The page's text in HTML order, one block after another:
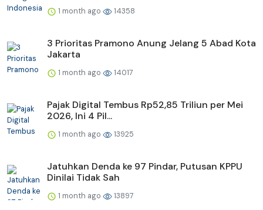
1 month ago 14358
3 Prioritas Pramono Anung Jelang 5 Abad Kota
Jakarta
1 month ago 14017
Pajak Digital Tembus Rp52,85 Triliun per Mei
2026, Ini 4 Pil...
1 month ago 13925
Jatuhkan Denda ke 97 Pindar, Putusan KPPU
Dinilai Tidak Sah
1 month ago 13897